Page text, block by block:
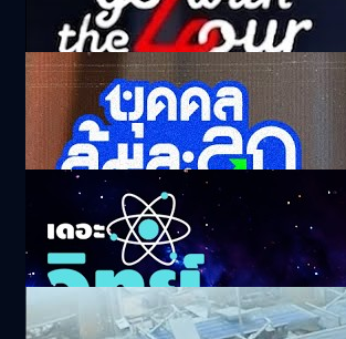
252.5k views 4 months ago
‘อ๊อฟ พงษ์พัฒน์‘ ตัวไม่ไหว แต่ ’ใจนัก
บุคคลล้มละลุก
124.6k views 2 months ago
เมื่อจั
59k views 28 days ago
BT บุกโรงงาน CPF! ไก่ที่เรากิน…มา
กับที่นักบินอวกาศกินจริงหรือ?